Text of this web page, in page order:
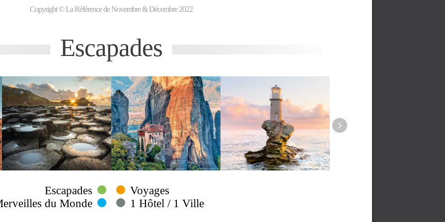
Copyright © La Référence de Novembre & Décembre 2022
Escapades
Escapades
Voyages
du Monde
1 Hôtel / 1 Ville